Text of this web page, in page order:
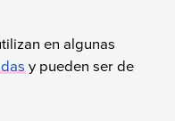
en algunas
y pueden ser de